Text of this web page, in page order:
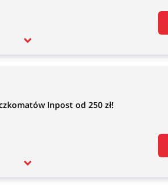
Inpost od 250 zł!